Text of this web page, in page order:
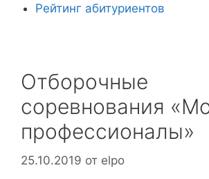
Рейтинг абитуриентов
Отборочные
соревнования
профессионалы»
25.10.2019 от elpo